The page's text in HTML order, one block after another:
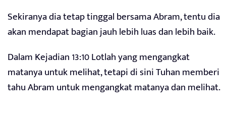
Sekiranya dia tetap tinggal bersama Abram, tentu dia
akan mendapat bagian jauh lebih luas dan lebih baik.
Dalam Kejadian 13:10 Lotlah yang mengangkat
matanya untuk melihat, tetapi di sini Tuhan memberi
tahu Abram untuk mengangkat matanya dan melihat.